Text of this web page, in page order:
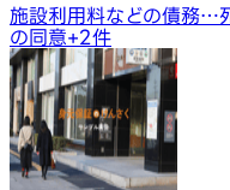
施設利用料などの債務…
の同意+2件